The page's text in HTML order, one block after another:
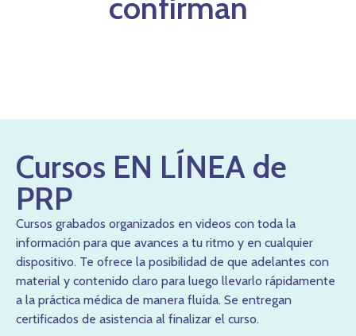
confirman
Cursos EN LÍNEA de
PRP
Cursos grabados organizados en videos con toda la
información para que avances a tu ritmo y en cualquier
dispositivo. Te ofrece la posibilidad de que adelantes con
material y contenido claro para luego llevarlo rápidamente
a la práctica médica de manera fluída. Se entregan
certificados de asistencia al finalizar el curso.